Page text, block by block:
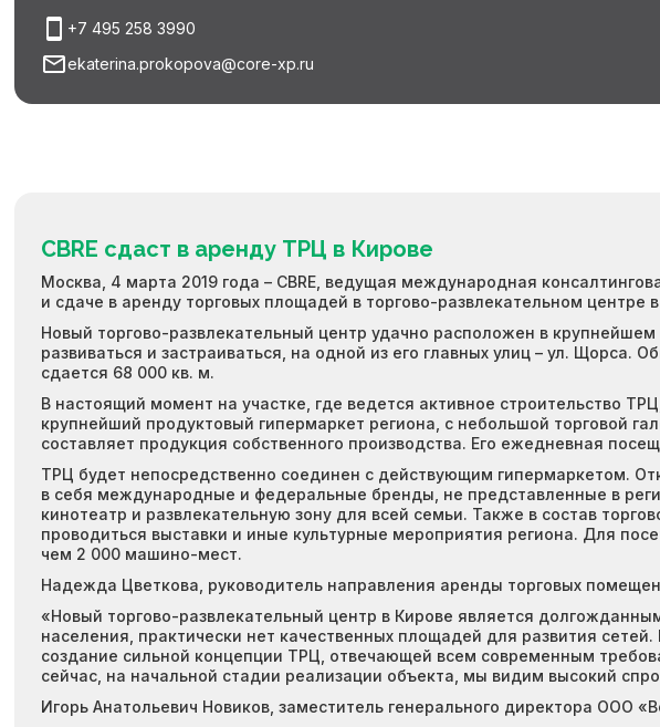
+7 495 258 3990
ekaterina.prokopova@core-xp.ru
CBRE сдаст в аренду ТРЦ в Кирове
Москва, 4 марта 2019 года – CBRE, ведущая международная
и сдаче в аренду торговых площадей в торгово-развлекательном
Новый торгово-развлекательный центр удачно расположен в
развиваться и застраиваться, на одной из его главных улиц – ул. Щорса.
сдается 68 000 кв. м.
В настоящий момент на участке, где ведется активное строительство
крупнейший продуктовый гипермаркет региона, с небольшой торговой
составляет продукция собственного производства. Его ежедневная
ТРЦ будет непосредственно соединен с действующим гипермаркетом.
в себя международные и федеральные бренды, не представленные в
кинотеатр и развлекательную зону для всей семьи. Также в состав
проводиться выставки и иные культурные мероприятия региона. Для
чем 2 000 машино-мест.
Надежда Цветкова, руководитель направления аренды торговых
«Новый торгово-развлекательный центр в Кирове является
населения, практически нет качественных площадей для развития
создание сильной концепции ТРЦ, отвечающей всем современным
сейчас, на начальной стадии реализации объекта, мы видим высокий
Игорь Анатольевич Новиков, заместитель генерального директора ООО